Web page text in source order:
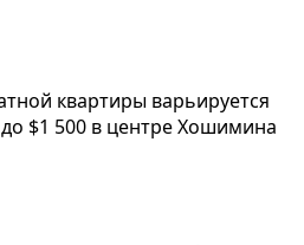
квартиры варьируется
$1 500 в центре Хошимина